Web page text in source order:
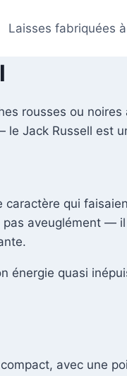
Laisses fabriquées
rousses ou
le Jack Russell est
qui
pas aveuglément
énergie quasi
avec une